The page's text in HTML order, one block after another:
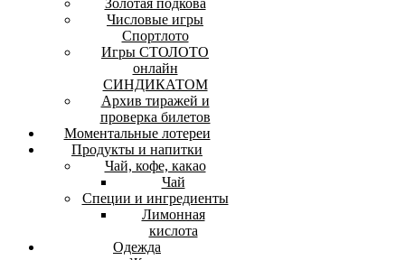
Золотая подкова
Числовые игры
Спортлото
Игры СТОЛОТО
онлайн
СИНДИКАТОМ
Архив тиражей и
проверка билетов
Моментальные лотереи
Продукты и напитки
Чай, кофе, какао
Чай
Специи и ингредиенты
Лимонная
кислота
Одежда